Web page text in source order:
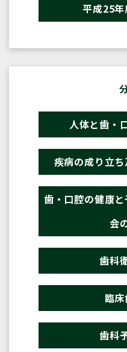
平成25年
人体と歯・
疾病の成り立
歯・口腔の健康
会
歯科
臨
歯科